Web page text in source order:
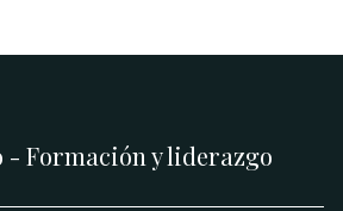
Formación y liderazgo